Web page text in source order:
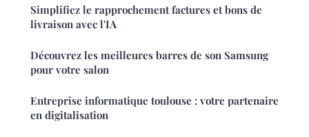
Simplifiez le rapprochement factures et bons de
livraison avec l'IA
Découvrez les meilleures barres de son Samsung
pour votre salon
Entreprise informatique toulouse : votre partenaire
en digitalisation